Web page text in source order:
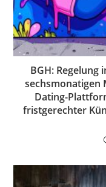
BGH: Regelung
sechsmonatigen
Dating-
fristgerechter